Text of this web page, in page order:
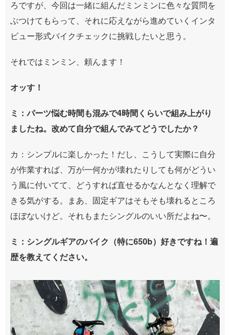
ろですが、今回は一緒に組んだミンミンに色々な質問を
ぶつけてもらって、それに応えながら進めていくインタ
ビュー形式バイクチェックに挑戦したいと思う。
それではミンミン、頼んます！
オッす！
ミ：パーツ悩む時間も混みで4時間くらいで組み上がり
ましたね。改めて自分で組んでみてどうでしたか？
カ：シンプルに楽しかった！だし、こうして実際に自分
が作業すれば、万が一何かが壊れたりしても何がどうい
う風に付いてて、どうすれば直せるかなんとなく理解で
きる気がする。まあ、固定ギアはそもそも壊れるところ
ほぼないけど。それもまたシングルのいい所だよね〜。
ミ：シングルギアのバイク（特に650b）好きですね！遍
歴を教えてください。